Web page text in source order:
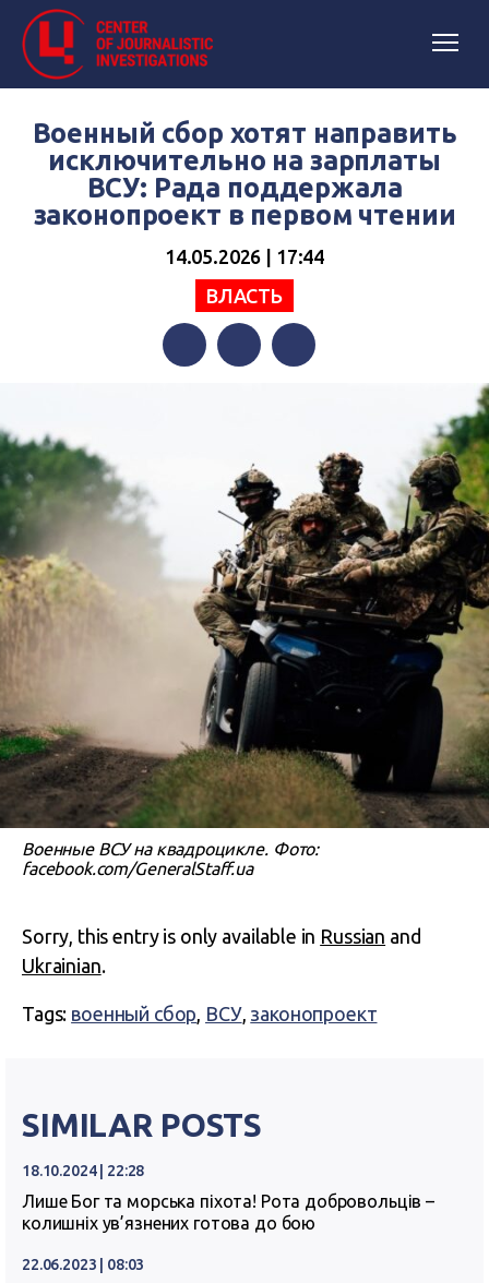
Военный сбор хотят направить
исключительно на зарплаты
ВСУ: Рада поддержала
законопроект в первом чтении
14.05.2026 | 17:44
ВЛАСТЬ
Военные ВСУ на квадроцикле. Фото:
facebook.com/GeneralStaff.ua
Sorry, this entry is only available in Russian and
Ukrainian.
Tags: военный сбор, ВСУ, законопроект
SIMILAR POSTS
18.10.2024 | 22:28
Лише Бог та морська піхота! Рота добровольців –
колишніх ув’язнених готова до бою
22.06.2023 | 08:03